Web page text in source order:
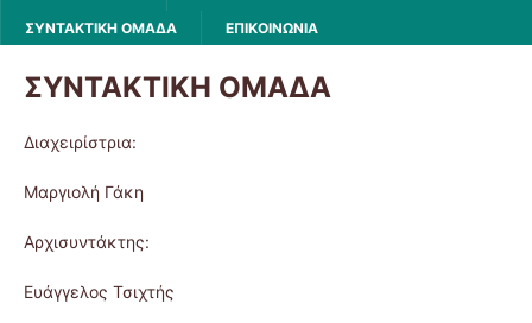
ΣΥΝΤΑΚΤΙΚΗ ΟΜΑΔΑ
ΕΠΙΚΟΙΝΩΝΙΑ
ΣΥΝΤΑΚΤΙΚΗ ΟΜΑΔΑ
Διαχειρίστρια:
Μαργιολή Γάκη
Αρχισυντάκτης:
Ευάγγελος Τσιχτής